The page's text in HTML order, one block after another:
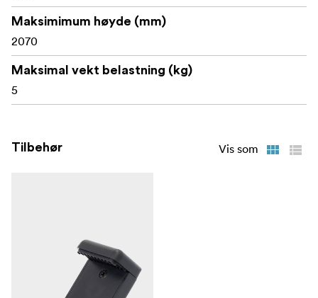
Maksimimum høyde (mm)
2070
Maksimal vekt belastning (kg)
5
Tilbehør Vis som